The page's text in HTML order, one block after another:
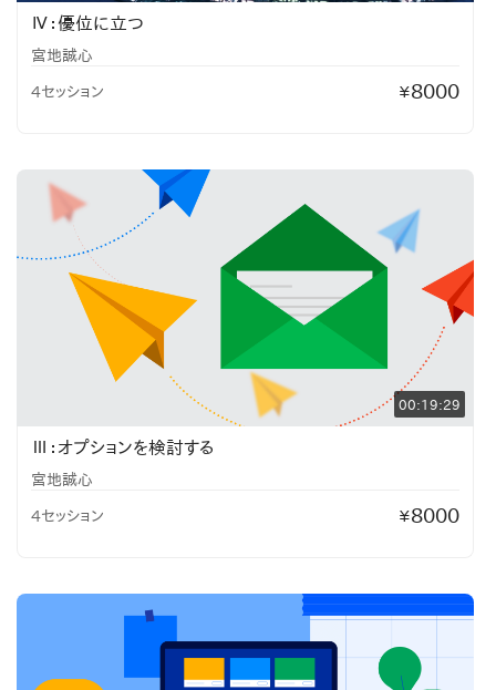
Ⅳ：優位に立つ
宮地誠心
4セッション ¥8000
00:19:29
Ⅲ：オプションを検討する
宮地誠心
4セッション ¥8000